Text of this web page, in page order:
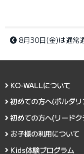
8月30日(金)は通常
KO-WALLについて
初めての方へ(ボルダ
初めての方へ(リード
お子様の利用について
Kids体験プログラム